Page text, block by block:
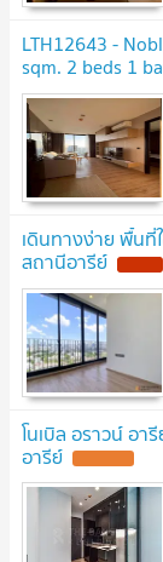
LTH12643 -
sqm. 2 beds 1
MB
เดินทางง่าย พื้นที่
สถานีอารีย์
โนเบิล อราวน์ อา
อารีย์